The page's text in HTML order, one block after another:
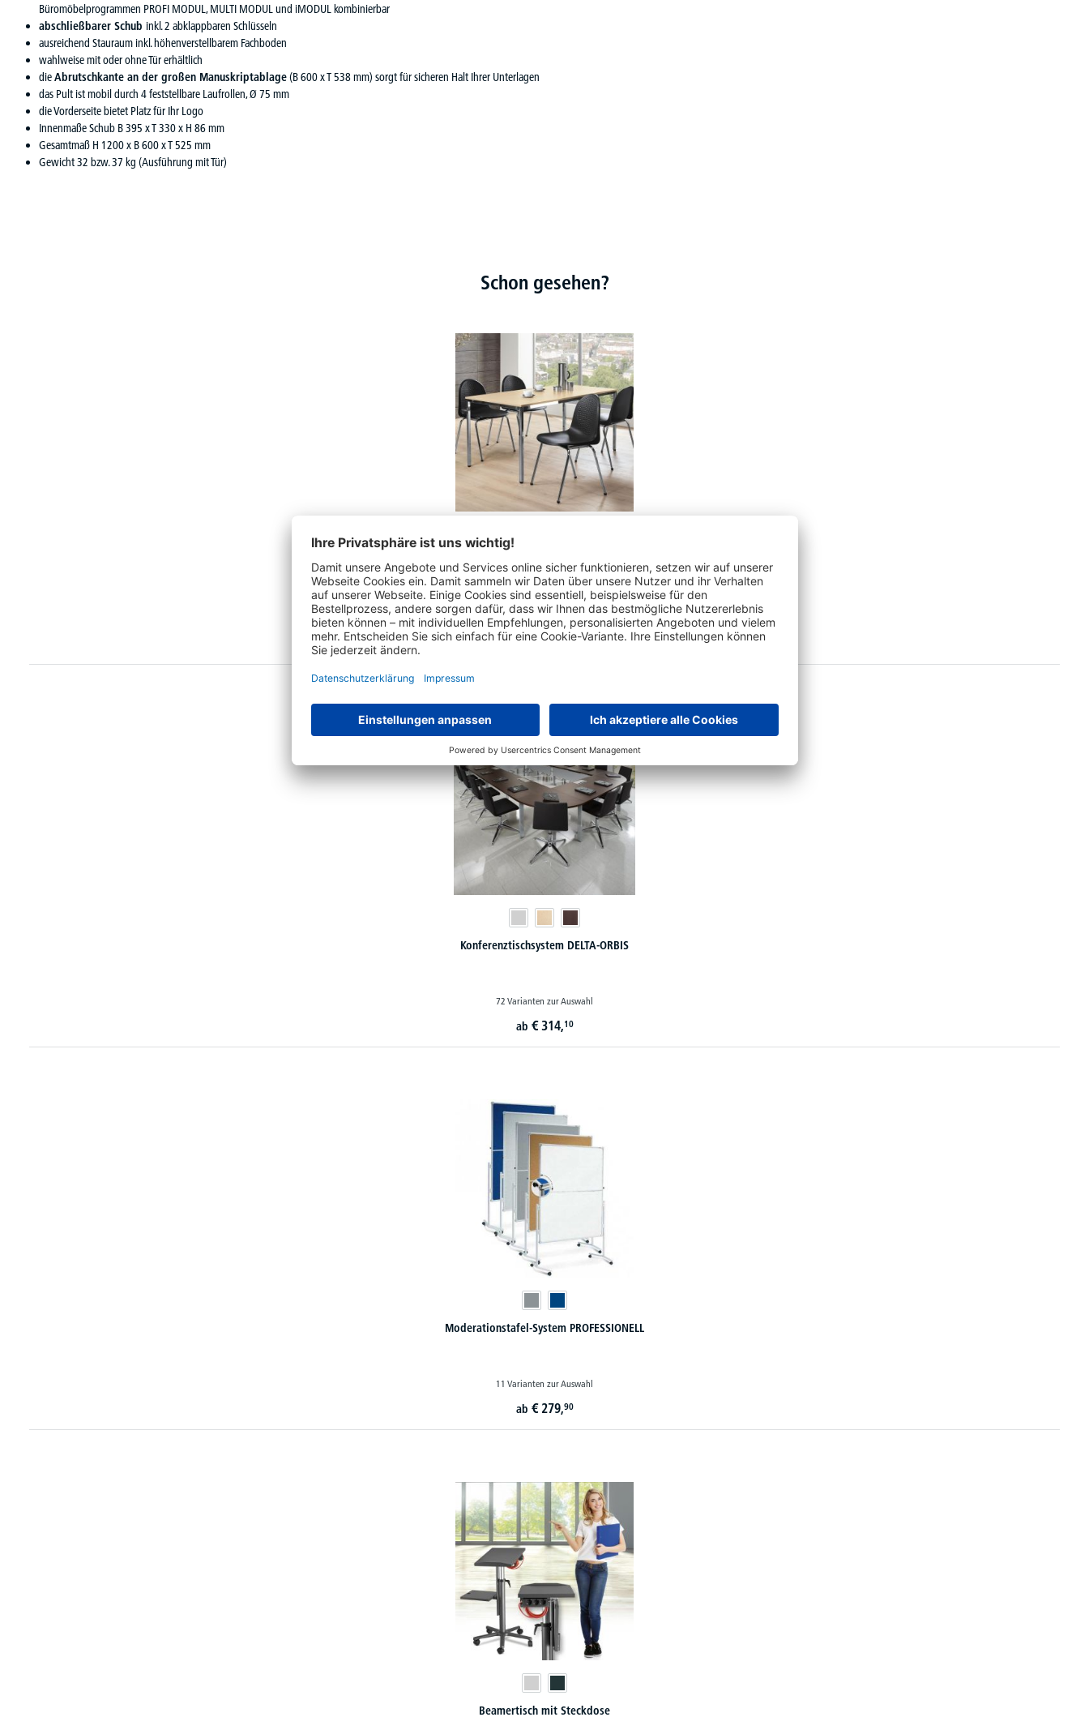
Büromöbelprogrammen PROFI MODUL, MULTI MODUL und iMODUL kombinierbar
abschließbarer Schub inkl. 2 abklappbaren Schlüsseln
ausreichend Stauraum inkl. höhenverstellbarem Fachboden
wahlweise mit oder ohne Tür erhältlich
dieAbrutschkante an der großen Manuskriptablage(B 600 x T 538 mm) sorgt für sicheren Halt Ihrer Unterlagen
das Pult ist mobil durch 4 feststellbare Laufrollen, Ø 75 mm
die Vorderseite bietet Platz für Ihr Logo
Innenmaße Schub B 395 x T 330 x H 86 mm
Gesamtmaß H 1200 x B 600 x T 525 mm
Gewicht 32 bzw. 37 kg (Ausführung mit Tür)
Schon gesehen?
Konferenztische BASE-MODUL - Gestell doppelt verchromt
20 Varianten zur Auswahl
ab€ 116,91 statt€ 144,90
Konferenztischsystem DELTA-ORBIS
72 Varianten zur Auswahl
ab € 314,10
Moderationstafel-System PROFESSIONELL
11 Varianten zur Auswahl
ab € 279,90
Beamertisch mit Steckdose